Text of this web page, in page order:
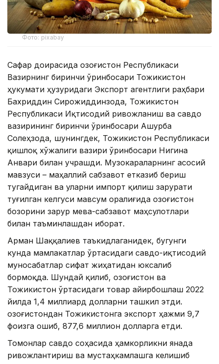
Фото: pixabay
Сафар доирасида Қозоғистон Республикаси
Вазирнинг биринчи ўринбосари Тожикистон
ҳукумати ҳузуридаги Экспорт агентлиги раҳбари
Бахриддин Сирожиддинзода, Тожикистон
Республикаси Иқтисодий ривожланиш ва савдо
вазирининг биринчи ўринбосари Ашурба
Солеҳзода, шунингдек, Тожикистон Республикаси
қишлоқ хўжалиги вазири ўринбосари Нигина
Анвари билан учрашди. Музокараларнинг асосий
мавзуси – маҳаллий сабзавот етказиб бериш
тугайдиган ва уларни импорт қилиш зарурати
туғилган келгуси мавсум оралиғида Қозоғистон
бозорини зарур мева-сабзавот маҳсулотлари
билан таъминлашдан иборат.
Арман Шаққалиев таъкидлаганидек, бугунги
кунда мамлакатлар ўртасидаги савдо-иқтисодий
муносабатлар сифат жиҳатидан юксалиб
бормоқда. Шундай қилиб, Қозоғистон ва
Тожикистон ўртасидаги товар айирбошлаш 2022
йилда 1,4 миллиард долларни ташкил этди.
Қозоғистондан Тожикистонга экспорт ҳажми 9,7
фоизга ошиб, 877,6 миллион долларга етди.
Томонлар савдо соҳасида ҳамкорликни янада
ривожлантириш ва мустаҳкамлашга келишиб